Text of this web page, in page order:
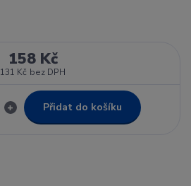
158 Kč
131 Kč bez DPH
Přidat do košíku